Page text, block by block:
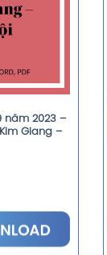
năm 2023 –
Giang –